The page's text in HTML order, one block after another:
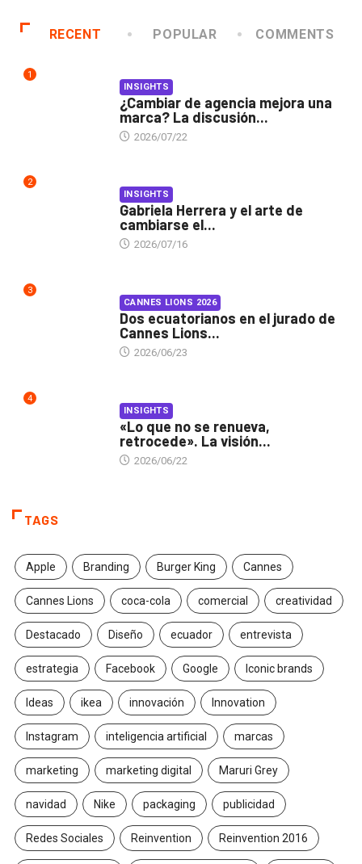
RECENT POPULAR COMMENTS
1
INSIGHTS
¿Cambiar de agencia mejora una
marca? La discusión...
2026/07/22
2
INSIGHTS
Gabriela Herrera y el arte de
cambiarse el...
2026/07/16
3
CANNES LIONS 2026
Dos ecuatorianos en el jurado de
Cannes Lions...
2026/06/23
4
INSIGHTS
«Lo que no se renueva,
retrocede». La visión...
2026/06/22
TAGS
Apple Branding Burger King Cannes
Cannes Lions coca-cola comercial creatividad
Destacado Diseño ecuador entrevista
estrategia Facebook Google Iconic brands
Ideas ikea innovación Innovation
Instagram inteligencia artificial marcas
marketing marketing digital Maruri Grey
navidad Nike packaging publicidad
Redes Sociales Reinvention Reinvention 2016